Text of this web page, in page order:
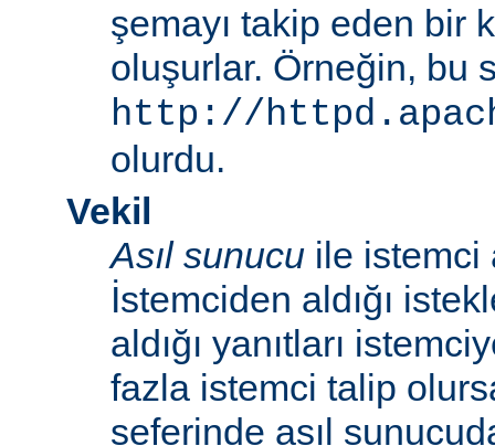
şemayı takip eden bir
oluşurlar. Örneğin, bu
http://
olurdu.
Vekil
Asıl sunucu ile istemci
İstemciden aldığı
aldığı yanıtları
fazla istemci talip
seferinde asıl